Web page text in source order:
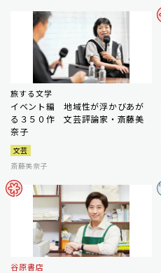
旅する文学
イベント編 地域性が浮かびあが
る３５０作 文芸評論家・斎藤美
奈子
文芸
斎藤美奈子
谷原書店